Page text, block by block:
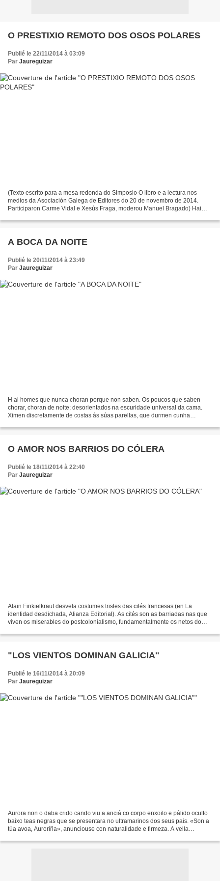
O PRESTIXIO REMOTO DOS OSOS POLARES
Publié le 22/11/2014 à 03:09
Par Jaureguizar
(Texto escrito para a mesa redonda do Simposio O libro e a lectura nos
medios da Asociación Galega de Editores do 20 de novembro de 2014.
Participaron Carme Vidal e Xesús Fraga, moderou Manuel Bragado) Hai
A BOCA DA NOITE
Publié le 20/11/2014 à 23:49
Par Jaureguizar
H ai homes que nunca choran porque non saben. Os poucos que saben
chorar, choran de noite; desorientados na escuridade universal da cama.
Ximen discretamente de costas ás súas parellas, que durmen cunha
O AMOR NOS BARRIOS DO CÓLERA
Publié le 18/11/2014 à 22:40
Par Jaureguizar
Alain Finkielkraut desvela costumes tristes das cités francesas (en La
identidad desdichada, Alianza Editorial). As cités son as barriadas nas que
viven os miserables do postcolonialismo, fundamentalmente os netos do
"LOS VIENTOS DOMINAN GALICIA"
Publié le 16/11/2014 à 20:09
Par Jaureguizar
Aurora non o daba crido cando viu a anciá co corpo enxoito e pálido oculto
baixo teas negras que se presentara no ultramarinos dos seus pais. «Son a
túa avoa, Auroriña», anunciouse con naturalidade e firmeza. A vella